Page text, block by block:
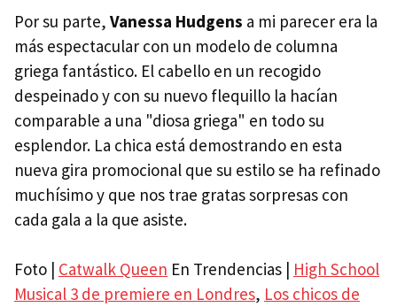
Por su parte, Vanessa Hudgens a mi parecer era la
más espectacular con un modelo de columna
griega fantástico. El cabello en un recogido
despeinado y con su nuevo flequillo la hacían
comparable a una "diosa griega" en todo su
esplendor. La chica está demostrando en esta
nueva gira promocional que su estilo se ha refinado
muchísimo y que nos trae gratas sorpresas con
cada gala a la que asiste.
Foto | Catwalk Queen En Trendencias | High School
Musical 3 de premiere en Londres, Los chicos de